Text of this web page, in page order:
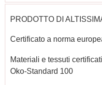
PRODOTTO DI
Certificato a norma
Materiali e tessuti
Oko-Standard 100